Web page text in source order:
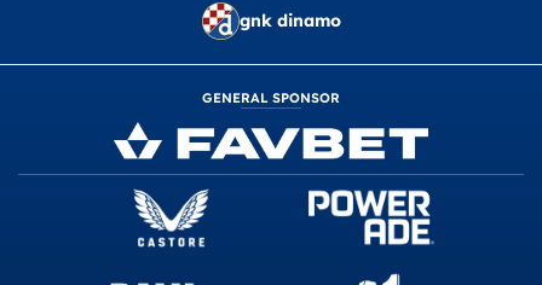
gnk dinamo
GENERAL SPONSOR